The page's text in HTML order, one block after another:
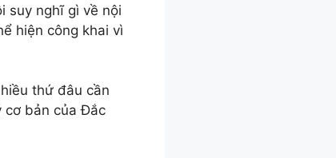
suy nghĩ gì về nội
hiện công khai vì
thứ đâu cần
cơ bản của Đắc